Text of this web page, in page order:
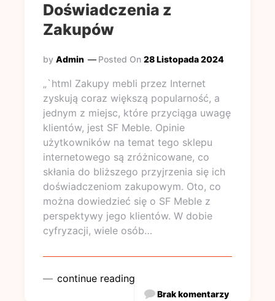
Doświadczenia z
Zakupów
by Admin Posted On 28 Listopada 2024
„`html Zakupy mebli przez Internet
zyskują coraz większą popularność, a
jednym z miejsc, które przyciąga uwagę
klientów, jest SF Meble. Opinie
użytkowników na temat tego sklepu
internetowego są zróżnicowane, co
skłania do bliższego przyjrzenia się ich
doświadczeniom zakupowym. Oto, co
można dowiedzieć się o SF Meble z
perspektywy jego klientów. W dobie
cyfryzacji, wiele osób…
continue reading
Brak komentarzy